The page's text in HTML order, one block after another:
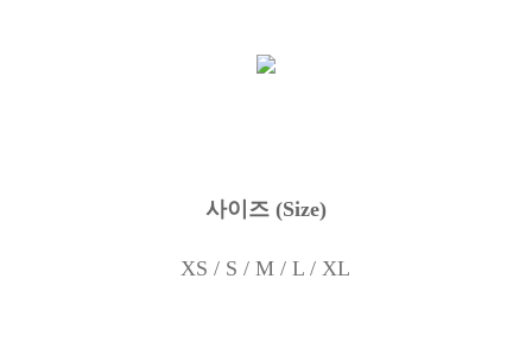
사이즈 (Size)
XS / S / M / L / XL